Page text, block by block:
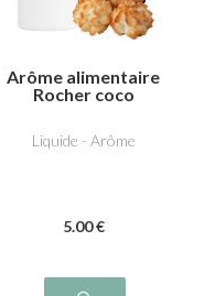
Arôme alimentaire
Rocher coco
Liquide - Arôme
5.00 €